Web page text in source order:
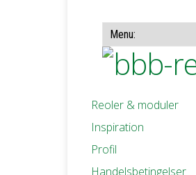
Reoler & moduler
Inspiration
Profil
Handelsbetingelser